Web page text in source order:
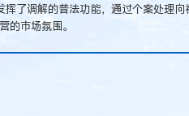
了调解的普法功能，通过个案处理向
的市场氛围。